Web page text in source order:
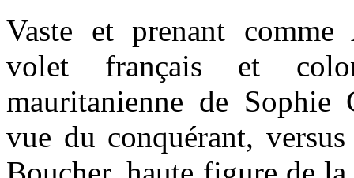
Vaste et prenant
volet français et
mauritanienne de
vue du conquérant,